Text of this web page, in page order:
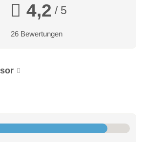
4,2 / 5
26 Bewertungen